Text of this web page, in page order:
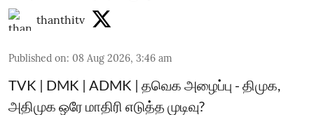
thanthitv
Published on: 08 Aug 2026, 3:46 am
TVK | DMK | ADMK | தவெக அழைப்பு - திமுக,
அதிமுக ஒரே மாதிரி எடுத்த முடிவு?